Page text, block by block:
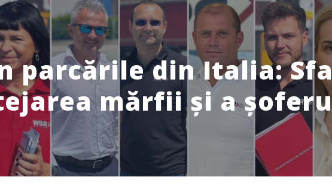
parcările din Italia:
mărfii și a